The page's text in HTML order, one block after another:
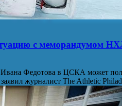
с меморандумом
Федотова в ЦСКА может
журналист The Athletic